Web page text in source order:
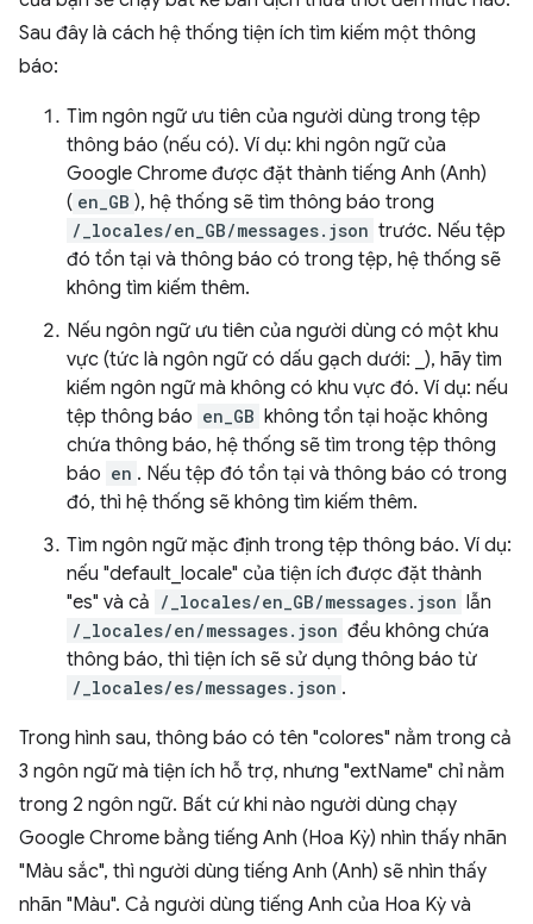
Sau đây là cách hệ thống tiện ích tìm kiếm một thông
báo:
Tìm ngôn ngữ ưu tiên của người dùng trong tệp
thông báo (nếu có). Ví dụ: khi ngôn ngữ của
Google Chrome được đặt thành tiếng Anh (Anh)
( en_GB ), hệ thống sẽ tìm thông báo trong
/_locales/en_GB/messages.json trước. Nếu tệp
đó tồn tại và thông báo có trong tệp, hệ thống sẽ
không tìm kiếm thêm.
Nếu ngôn ngữ ưu tiên của người dùng có một khu
vực (tức là ngôn ngữ có dấu gạch dưới: _), hãy tìm
kiếm ngôn ngữ mà không có khu vực đó. Ví dụ: nếu
tệp thông báo en_GB không tồn tại hoặc không
chứa thông báo, hệ thống sẽ tìm trong tệp thông
báo en . Nếu tệp đó tồn tại và thông báo có trong
đó, thì hệ thống sẽ không tìm kiếm thêm.
Tìm ngôn ngữ mặc định trong tệp thông báo. Ví dụ:
nếu "default_locale" của tiện ích được đặt thành
"es" và cả /_locales/en_GB/messages.json lẫn
/_locales/en/messages.json đều không chứa
thông báo, thì tiện ích sẽ sử dụng thông báo từ
/_locales/es/messages.json .
Trong hình sau, thông báo có tên "colores" nằm trong cả
3 ngôn ngữ mà tiện ích hỗ trợ, nhưng "extName" chỉ nằm
trong 2 ngôn ngữ. Bất cứ khi nào người dùng chạy
Google Chrome bằng tiếng Anh (Hoa Kỳ) nhìn thấy nhãn
"Màu sắc", thì người dùng tiếng Anh (Anh) sẽ nhìn thấy
nhãn "Màu". Cả người dùng tiếng Anh của Hoa Kỳ và